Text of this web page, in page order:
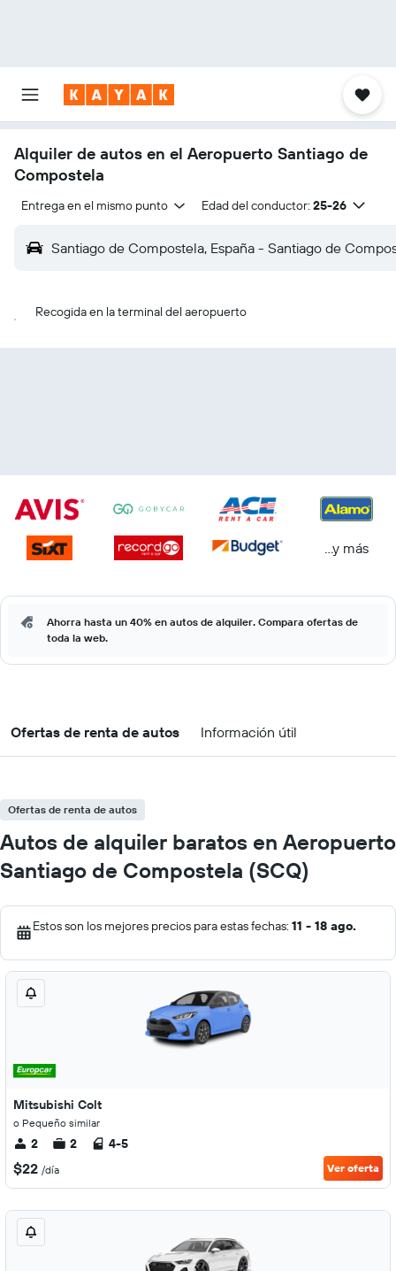
Alquiler de autos en el Aeropuerto Santiago de
Compostela
Entrega en el mismo punto Edad del conductor: 25-26
Santiago de Compostela, España - Santiago de
Recogida en la terminal del aeropuerto
...y más
Ahorra hasta un 40% en autos de alquiler. Compara ofertas de
toda la web.
Ofertas de renta de autos Información útil
Ofertas de renta de autos
Autos de alquiler baratos en Aeropuerto
Santiago de Compostela (SCQ)
Estos son los mejores precios para estas fechas: 11 - 18 ago.
Mitsubishi Colt
o Pequeño similar
2 2 4-5
$22 /día Ver oferta